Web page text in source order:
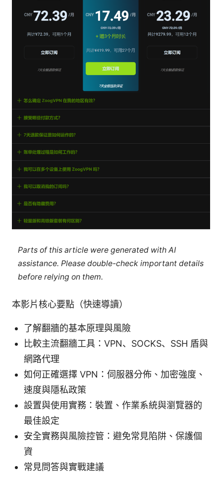
Parts of this article were generated with AI
assistance. Please double-check important details
before relying on them.
本影片核心要點（快速導讀）
了解翻牆的基本原理與風險
比較主流翻牆工具：VPN、SOCKS、SSH 盾與
網路代理
如何正確選擇 VPN：伺服器分佈、加密強度、
速度與隱私政策
設置與使用實務：裝置、作業系統與瀏覽器的
最佳設定
安全實務與風險控管：避免常見陷阱、保護個
資
常見問答與實戰建議